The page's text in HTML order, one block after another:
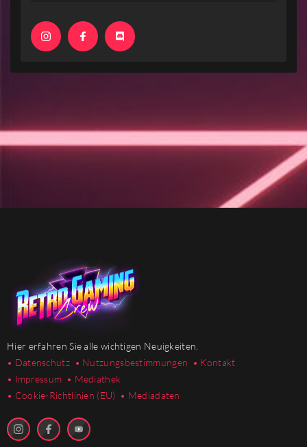
Hier erfahren Sie alle wichtigen Neuigkeiten.
• Datenschutz • Nutzungsbestimmungen • Kontakt
• Impressum • Mediathek
• Cookie-Richtlinien (EU) • Mediadaten